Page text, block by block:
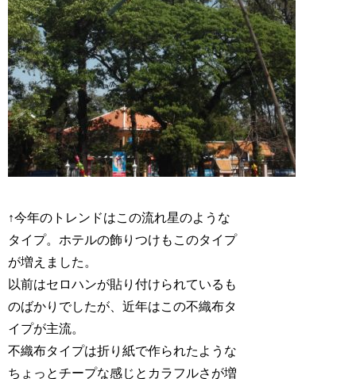
↑今年のトレンドはこの流れ星のような
タイプ。ホテルの飾りつけもこのタイプ
が増えました。
以前はセロハンが貼り付けられているも
のばかりでしたが、近年はこの不織布タ
イプが主流。
不織布タイプは折り紙で作られたような
ちょっとチープな感じとカラフルさが増